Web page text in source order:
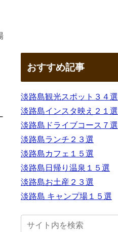
おすすめ記事
淡路島観光スポット３４選
淡路島インスタ映え２１選
淡路島ドライブコース７選
淡路島ランチ２３選
淡路島カフェ１５選
淡路島日帰り温泉１５選
淡路島お土産２３選
淡路島 キャンプ場１５選